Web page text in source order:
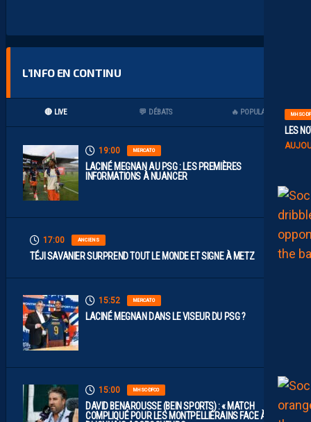
MHSC-
LES
L’INFO EN CONTINU
🔴 LIVE 💬 DÉBATS 🔥 POPULAIRES
19:00 MERCATO
LACINÉ MEGNAN AU PSG : LES PREMIÈRES
INFORMATIONS À NUANCER
17:00 ANCIENS
TÉJI SAVANIER SURPREND TOUT LE MONDE ET SIGNE À METZ
15:52 MERCATO
LACINÉ MEGNAN DANS LE VISEUR DU PSG ?
15:00 MHSC-DFCO
DAVID BENAROUSSE (BEIN SPORTS) : « MATCH
COMPLIQUÉ POUR LES MONTPELLIÉRAINS FACE À DES